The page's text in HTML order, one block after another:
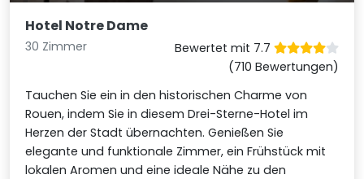
Hotel Notre Dame
30 Zimmer
Bewertet mit 7.7
(710 Bewertungen)
Tauchen Sie ein in den historischen Charme von
Rouen, indem Sie in diesem Drei-Sterne-Hotel im
Herzen der Stadt übernachten. Genießen Sie
elegante und funktionale Zimmer, ein Frühstück mit
lokalen Aromen und eine ideale Nähe zu den